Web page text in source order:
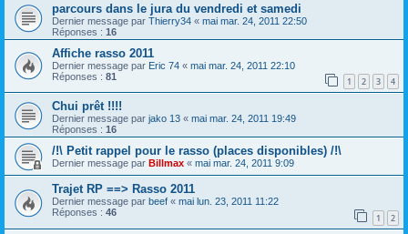
parcours dans le jura du vendredi et samedi
Dernier message par Thierry34 « mai mar. 24, 2011 22:50
Réponses : 16
Affiche rasso 2011
Dernier message par Eric 74 « mai mar. 24, 2011 22:10
Réponses : 81 1 2 3 4
Chui prêt !!!!
Dernier message par jako 13 « mai mar. 24, 2011 19:49
Réponses : 16
/!\ Petit rappel pour le rasso (places disponibles) /!\
Dernier message par Billmax « mai mar. 24, 2011 9:09
Trajet RP ==> Rasso 2011
Dernier message par beef « mai lun. 23, 2011 11:22
Réponses : 46 1 2